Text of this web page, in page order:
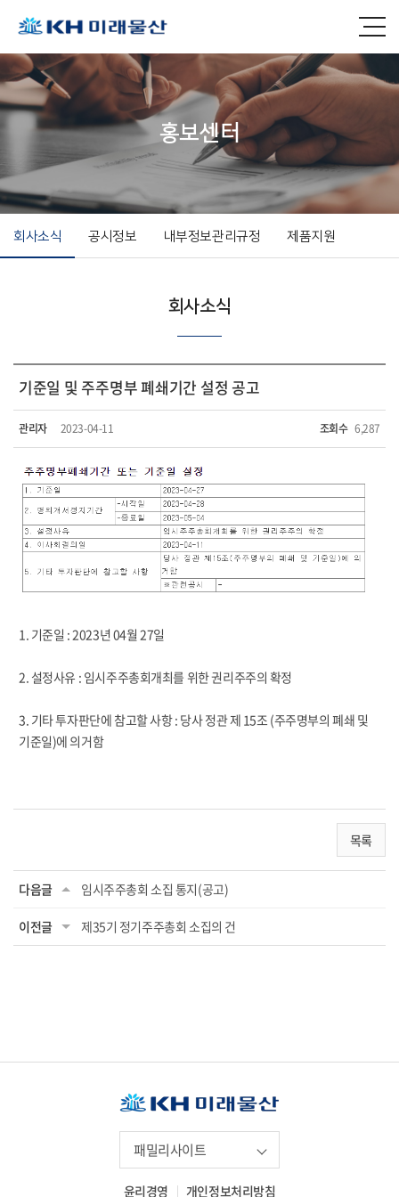
홍보센터
회사소식 공시정보 내부정보관리규정 제품지원
회사소식
기준일 및 주주명부 폐쇄기간 설정 공고
관리자 2023-04-11 조회수 6,287
1. 기준일 : 2023년 04월 27일
2. 설정사유 : 임시주주총회개최를 위한 권리주주의 확정
3. 기타 투자판단에 참고할 사항 : 당사 정관 제 15조 (주주명부의 폐쇄 및
기준일)에 의거함
목록
다음글 임시주주총회 소집 통지(공고)
이전글 제35기 정기주주총회 소집의 건
패밀리사이트
윤리경영 개인정보처리방침